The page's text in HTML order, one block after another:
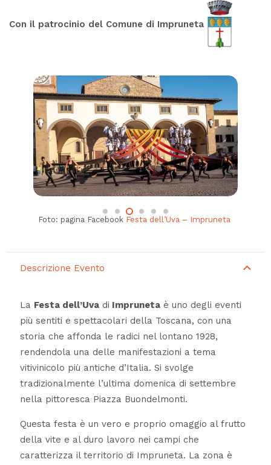
Con il patrocinio del Comune di Impruneta
Foto: pagina Facebook Festa dell’Uva – Impruneta
Descrizione Evento
La Festa dell’Uvadi Imprunetaè uno degli eventi
più sentiti e spettacolari della Toscana, con una
storia che affonda le radici nel lontano 1928,
rendendola una delle manifestazioni a tema
vitivinicolo più antiche d’Italia. Si svolge
tradizionalmente l’ultima domenica di settembre
nella pittoresca Piazza Buondelmonti.
Questa festa è un vero e proprio omaggio al frutto
della vite e al duro lavoro nei campi che
caratterizza il territorio di Impruneta. La zona è